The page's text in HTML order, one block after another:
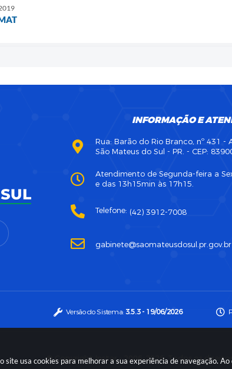
site usa cookies para melhorar a sua experiência de navegação.
INFORMAÇÃO E
Rua: Barão do Rio Branco, nº 431 -
São Mateus do Sul - PR. - CEP:
Atendimento de Segunda-feira a
e das 13h15min às 17h15.
Telefone: (42) 3912-7008
gabinete@saomateusdosul.pr.gov.br
Versão do Sistema:3.5.3 - 19/06/2026
© Copyright Instar - 2006-2026. Todos os